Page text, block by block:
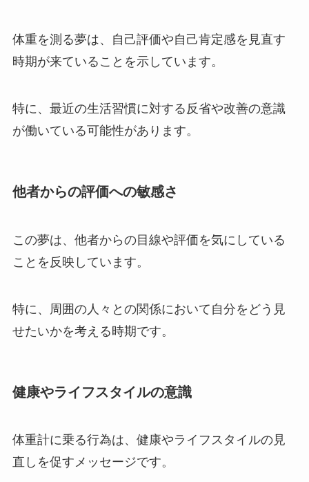
体重を測る夢は、自己評価や自己肯定感を見直す
時期が来ていることを示しています。
特に、最近の生活習慣に対する反省や改善の意識
が働いている可能性があります。
他者からの評価への敏感さ
この夢は、他者からの目線や評価を気にしている
ことを反映しています。
特に、周囲の人々との関係において自分をどう見
せたいかを考える時期です。
健康やライフスタイルの意識
体重計に乗る行為は、健康やライフスタイルの見
直しを促すメッセージです。